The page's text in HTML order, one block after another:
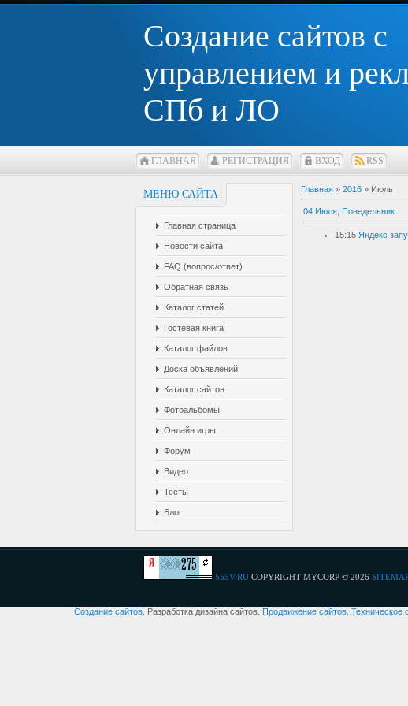
Создание сайтов с
управлением и
СПб и ЛО
ГЛАВНАЯ РЕГИСТРАЦИЯ ВХОД RSS
МЕНЮ САЙТА
Главная страница
Новости сайта
FAQ (вопрос/ответ)
Обратная связь
Каталог статей
Гостевая книга
Каталог файлов
Доска объявлений
Каталог сайтов
Фотоальбомы
Онлайн игры
Форум
Видео
Тесты
Блог
Главная » 2016 » Июль
04 Июля, Понедельник
15:15 Яндекс
555V.RU COPYRIGHT MYCORP © 2026
Создание сайтов . Разработка дизайна сайтов. Продвижение сайтов Техническое